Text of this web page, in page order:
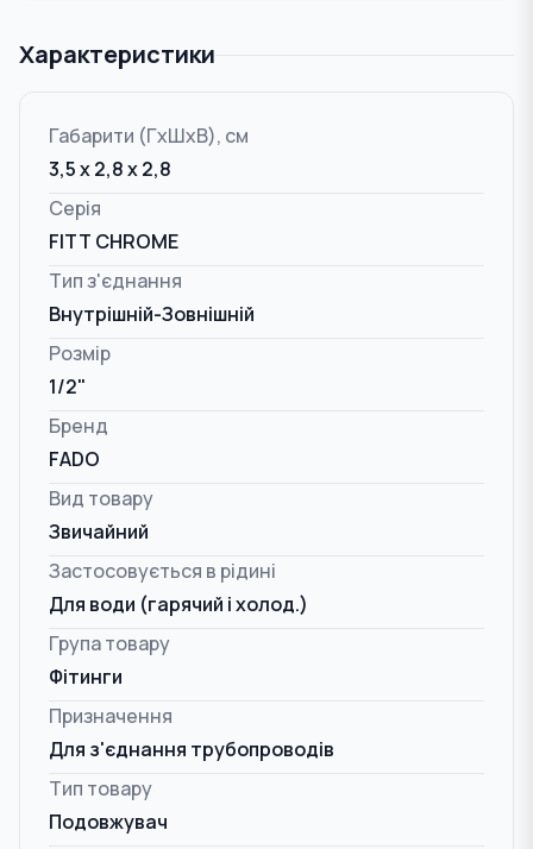
Характеристики
Габарити (ГxШxВ), см
3,5 x 2,8 x 2,8
Серія
FITT CHROME
Тип з'єднання
Внутрішній-Зовнішній
Розмір
1/2"
Бренд
FADO
Вид товару
Звичайний
Застосовується в рідині
Для води (гарячий і холод.)
Група товару
Фітинги
Призначення
Для з'єднання трубопроводів
Тип товару
Подовжувач